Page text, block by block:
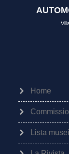
Home
Lista musei